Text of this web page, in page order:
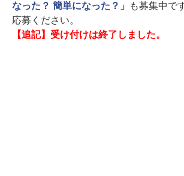
なった？ 簡単になった？」
も募集中で
応募ください。
【追記】受け付けは終了しました。